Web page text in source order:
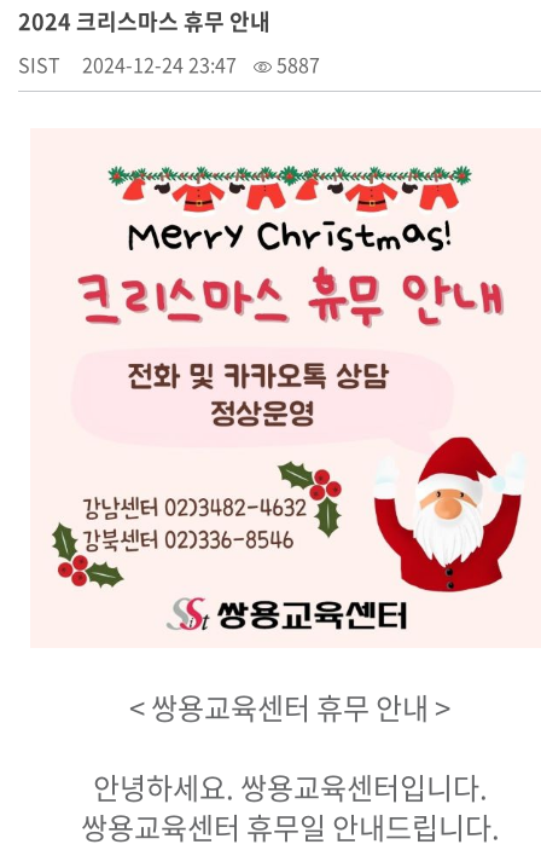
2024 크리스마스 휴무 안내
SIST 2024-12-24 23:47 5887
< 쌍용교육센터 휴무 안내 >
안녕하세요. 쌍용교육센터입니다.
쌍용교육센터 휴무일 안내드립니다.